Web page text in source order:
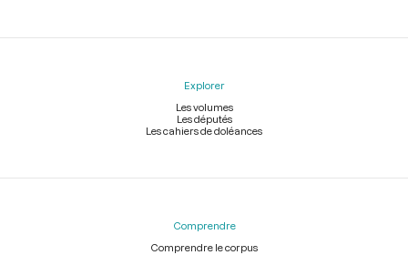
Explorer
Les volumes
Les députés
Les cahiers de doléances
Comprendre
Comprendre le corpus